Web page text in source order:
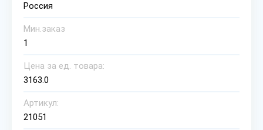
Россия
Мин.заказ
1
Цена за ед. товара:
3163.0
Артикул:
21051